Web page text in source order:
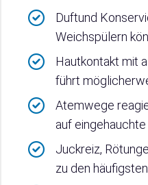
Duftund
Weichspülern
Hautkontakt mit
führt
Atemwege
auf eingehauchte
Juckreiz,
zu den